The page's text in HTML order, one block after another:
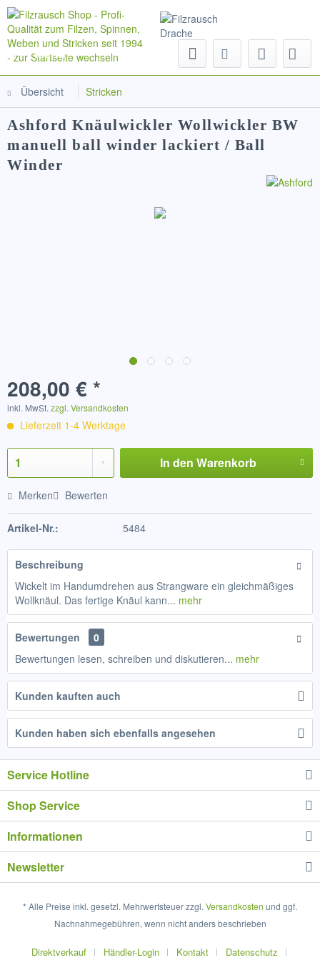
Menü
Übersicht Stricken
Ashford Knäulwickler Wollwickler BW
manuell ball winder lackiert / Ball
Winder
208,00 € *
inkl. MwSt. zzgl. Versandkosten
Lieferzeit 1-4 Werktage
In den Warenkorb
Merken Bewerten
Artikel-Nr.: 5484
Beschreibung
Wickelt im Handumdrehen aus Strangware ein gleichmäßiges
Wollknäul. Das fertige Knäul kann... mehr
Bewertungen
0
Bewertungen lesen, schreiben und diskutieren... mehr
Kunden kauften auch
Kunden haben sich ebenfalls angesehen
Service Hotline
Shop Service
Informationen
Newsletter
* Alle Preise inkl. gesetzl. Mehrwertsteuer zzgl. Versandkosten und ggf.
Nachnahmegebühren, wenn nicht anders beschrieben
Direktverkauf Händler-Login Kontakt Datenschutz